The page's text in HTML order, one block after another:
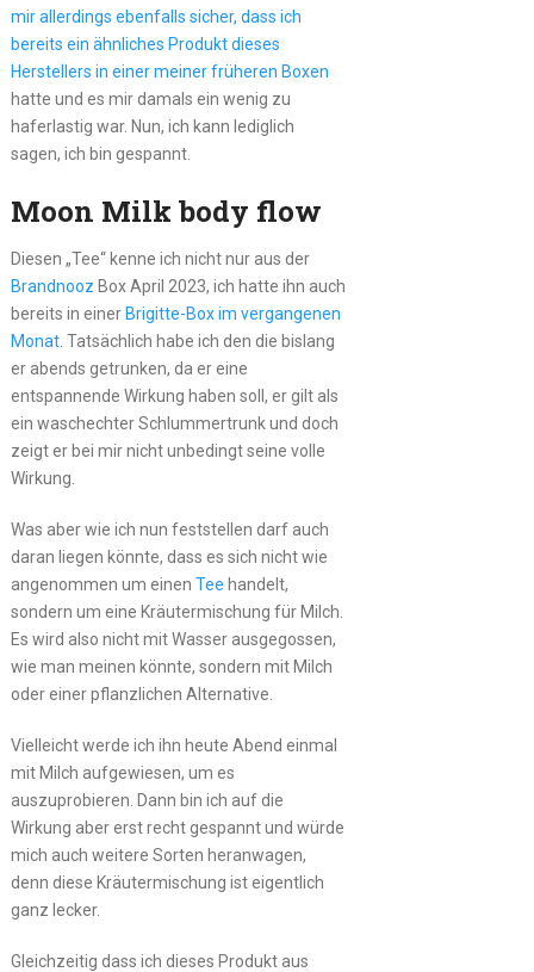
mir allerdings ebenfalls sicher, dass ich
bereits ein ähnliches Produkt dieses
Herstellers in einer meiner früheren Boxen
hatte und es mir damals ein wenig zu
haferlastig war. Nun, ich kann lediglich
sagen, ich bin gespannt.
Moon Milk body flow
Diesen „Tee“ kenne ich nicht nur aus der
Brandnooz Box April 2023, ich hatte ihn auch
bereits in einerBrigitte-Box im vergangenen
Monat. Tatsächlich habe ich den die bislang
er abends getrunken, da er eine
entspannende Wirkung haben soll, er gilt als
ein waschechter Schlummertrunk und doch
zeigt er bei mir nicht unbedingt seine volle
Wirkung.
Was aber wie ich nun feststellen darf auch
daran liegen könnte, dass es sich nicht wie
angenommen um einen Tee handelt,
sondern um eine Kräutermischung für Milch.
Es wird also nicht mit Wasser ausgegossen,
wie man meinen könnte, sondern mit Milch
oder einer pflanzlichen Alternative.
Vielleicht werde ich ihn heute Abend einmal
mit Milch aufgewiesen, um es
auszuprobieren. Dann bin ich auf die
Wirkung aber erst recht gespannt und würde
mich auch weitere Sorten heranwagen,
denn diese Kräutermischung ist eigentlich
ganz lecker.
Gleichzeitig dass ich dieses Produkt aus